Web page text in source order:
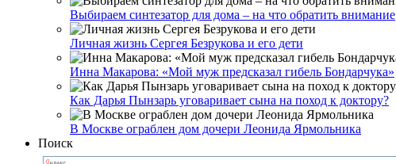
Выбираем синтезатор для дома – на что обратить внимание
Личная жизнь Сергея Безрукова и его дети
Инна Макарова: «Мой муж предсказал гибель Бондарчука»
Как Дарья Пынзарь уговаривает сына на поход к доктору?
В Москве ограблен дом дочери Леонида Ярмольника
Поиск